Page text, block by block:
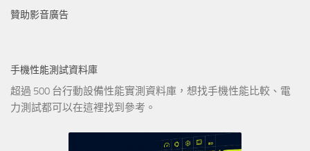
贊助影音廣告
手機性能測試資料庫
超過 500 台行動設備性能實測資料庫，想找手機性能比較、電
力測試都可以在這裡找到參考。